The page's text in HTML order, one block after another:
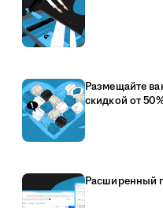
Размещайте
скидкой от
Расширенный